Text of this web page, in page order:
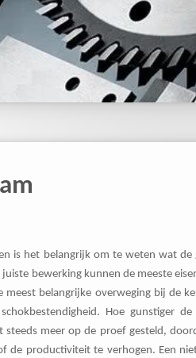
is het belangrijk om te weten wat de
bewerking kunnen de meeste
belangrijke overweging bij de
Hoe gunstiger
meer op de proef gesteld,
de productiviteit te verhogen. Een